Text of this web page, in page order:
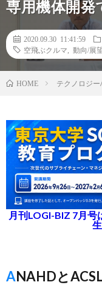
専用機体開発
2020.09.30 11:41:59
空飛ぶクルマ
動向/展
HOME テクノロジー
月刊LOGI-BIZ 7月号
ANAHDとACSL担当者、「Japan Drone